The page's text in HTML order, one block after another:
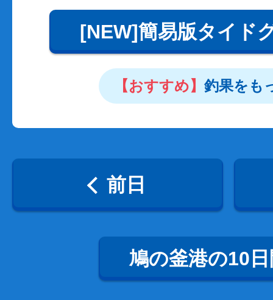
[NEW]簡易版タイド
【おすすめ】 釣果をも
前日
鳩の釜港の10